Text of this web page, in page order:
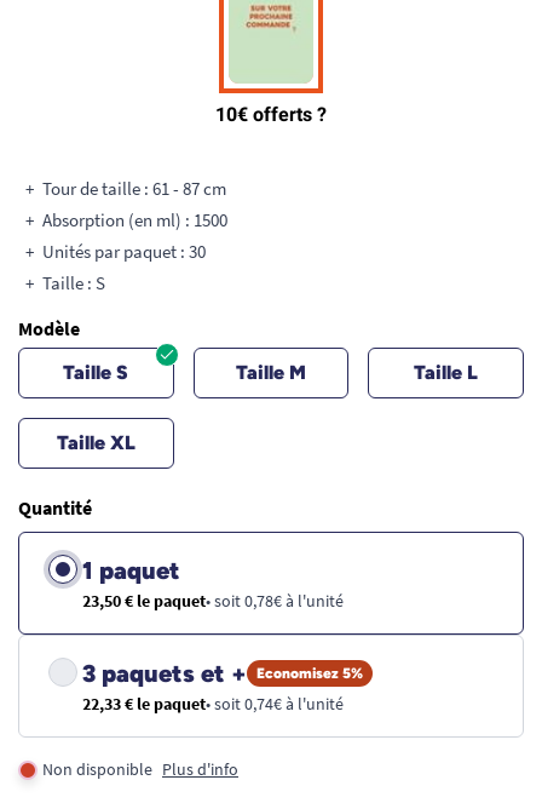
Tour de taille : 61 - 87 cm
Absorption (en ml) : 1500
Unités par paquet : 30
Taille : S
Modèle
Taille S Taille M Taille L
Taille XL
Quantité
1 paquet
23,50 € le paquet• soit 0,78€ à l'unité
3 paquets et + Economisez 5%
22,33 € le paquet• soit 0,74€ à l'unité
Non disponible Plus d'info